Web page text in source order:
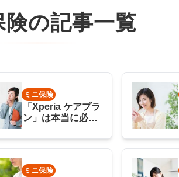
険の記事一覧
ミニ保険
「Xperia ケアプラ
ン」は本当に必要
換補償はある？
ミニ保険